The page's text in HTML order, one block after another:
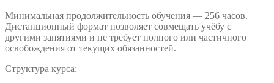
Минимальная продолжительность обучения — 256 часов.
Дистанционный формат позволяет совмещать учёбу с
другими занятиями и не требует полного или частичного
освобождения от текущих обязанностей.
Структура курса: